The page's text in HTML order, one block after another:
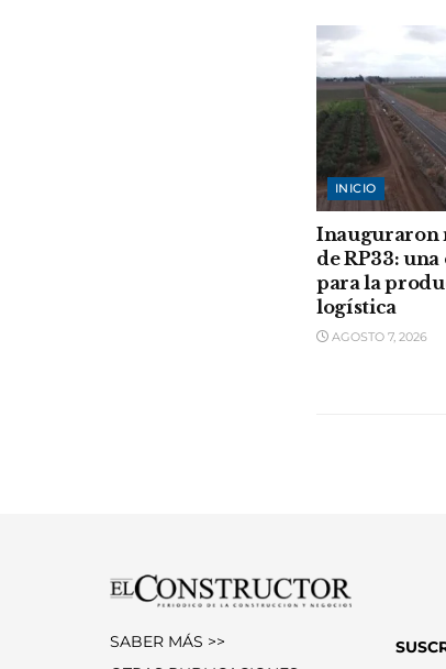
INICIO
Inauguraron
de RP33:
para la
logística
AGOSTO 7, 2026
SABER MÁS >>